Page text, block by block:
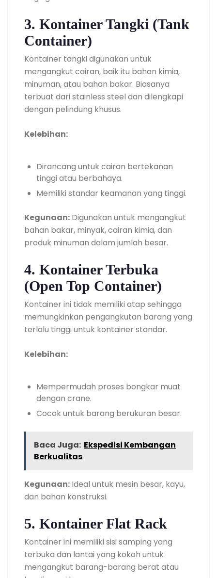
3. Kontainer Tangki (Tank
Container)
Kontainer tangki digunakan untuk
mengangkut cairan, baik itu bahan kimia,
minuman, atau bahan bakar. Biasanya
terbuat dari stainless steel dan dilengkapi
dengan pelindung khusus.
Kelebihan:
Dirancang untuk cairan bertekanan
tinggi atau berbahaya.
Memiliki standar keamanan yang tinggi.
Kegunaan: Digunakan untuk mengangkut
bahan bakar, minyak, cairan kimia, dan
produk minuman dalam jumlah besar.
4. Kontainer Terbuka
(Open Top Container)
Kontainer ini tidak memiliki atap sehingga
memungkinkan pengangkutan barang yang
terlalu tinggi untuk kontainer standar.
Kelebihan:
Mempermudah proses bongkar muat
dengan crane.
Cocok untuk barang berukuran besar.
Baca Juga: Ekspedisi Kembangan
Berkualitas
Kegunaan: Ideal untuk mesin besar, kayu,
dan bahan konstruksi.
5. Kontainer Flat Rack
Kontainer ini memiliki sisi samping yang
terbuka dan lantai yang kokoh untuk
mengangkut barang-barang berat atau